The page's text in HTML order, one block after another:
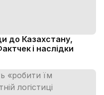
до Казахстану,
і наслідки